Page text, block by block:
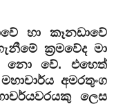
හා කෑනඩාවේ
ක්‍රමවේද මා
නො වේ. එහෙත්
අමරතුංග
ලෙස